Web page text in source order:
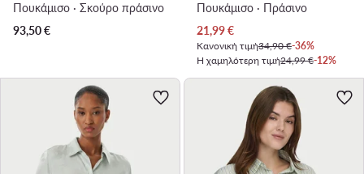
Πουκάμισο · Σκούρο πράσινο
93,50€
Πουκάμισο · Πράσινο
Τρέχουσα τιμή
21,99€
Κανονική τιμή34,90 €-36%
Η χαμηλότερη τιμή24,99 €-12%